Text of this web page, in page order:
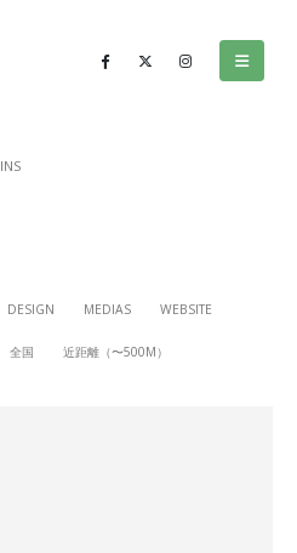
DESIGN MEDIAS WEBSITE
全国 近距離（〜500M）